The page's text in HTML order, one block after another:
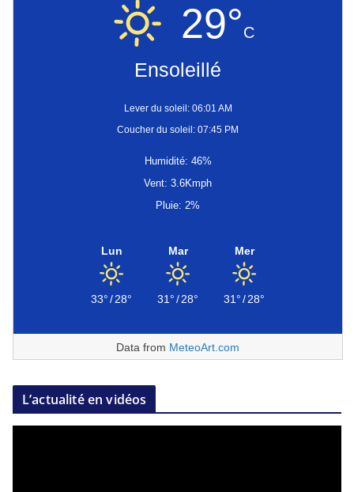
29°C
Ensoleillé
Lever du soleil: 06:01 AM
Coucher du soleil: 07:45 PM
Humidité: 46%
Vent: 3.6Kmph
Pluie: 2%
Lun
33°/28°
Mar
31°/28°
Mer
31°/28°
Data from MeteoArt.com
L’actualité en vidéos